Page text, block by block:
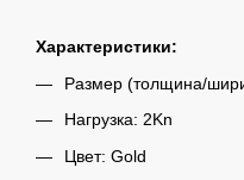
Характеристики:
Размер (толщина/
Нагрузка: 2Kn
Цвет: Gold